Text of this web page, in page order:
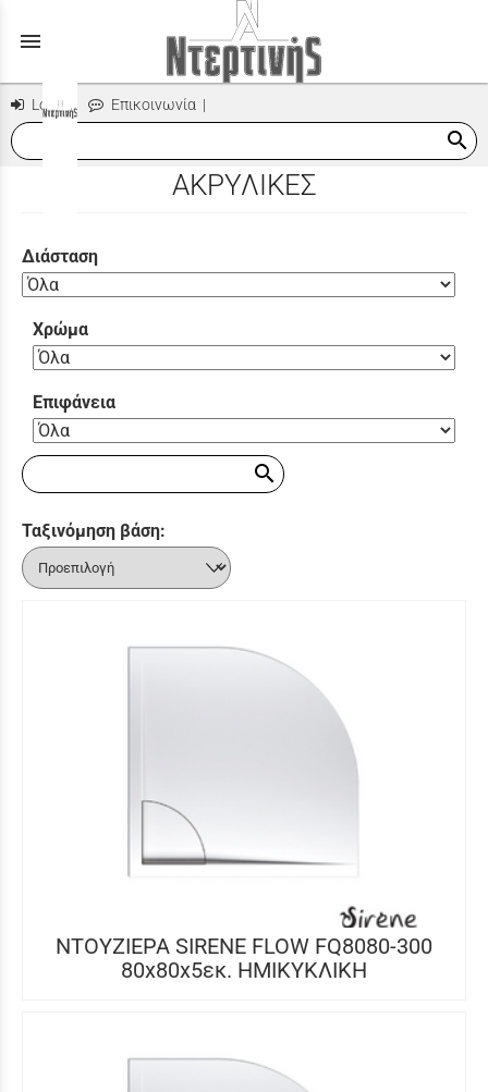
menu
Login | Επικοινωνία |
search
ΑΚΡΥΛΙΚΕΣ
Διάσταση
Χρώμα
Επιφάνεια
search
Ταξινόμηση βάση:
ΝΤΟΥΖΙΕΡΑ SIRENE FLOW FQ8080-300
80x80x5εκ. ΗΜΙΚΥΚΛΙΚΗ